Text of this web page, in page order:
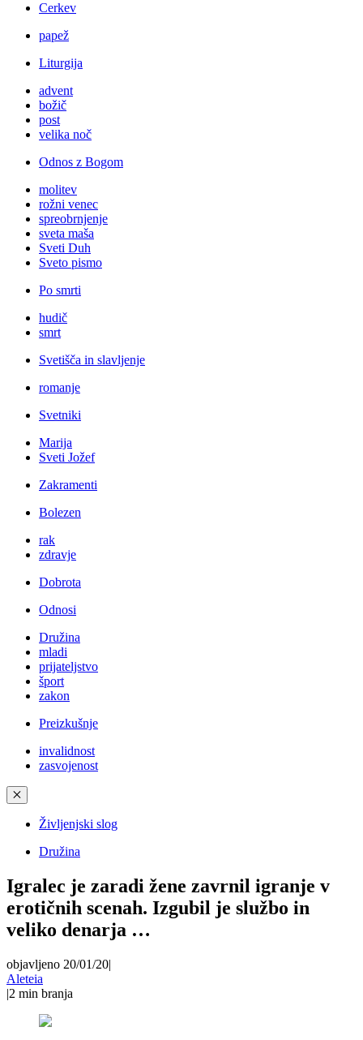
Cerkev
papež
Liturgija
advent
božič
post
velika noč
Odnos z Bogom
molitev
rožni venec
spreobrnjenje
sveta maša
Sveti Duh
Sveto pismo
Po smrti
hudič
smrt
Svetišča in slavljenje
romanje
Svetniki
Marija
Sveti Jožef
Zakramenti
Bolezen
rak
zdravje
Dobrota
Odnosi
Družina
mladi
prijateljstvo
šport
zakon
Preizkušnje
invalidnost
zasvojenost
✕
Življenjski slog
Družina
Igralec je zaradi žene zavrnil igranje v
erotičnih scenah. Izgubil je službo in
veliko denarja …
objavljeno 20/01/20|
Aleteia
|2 min branja